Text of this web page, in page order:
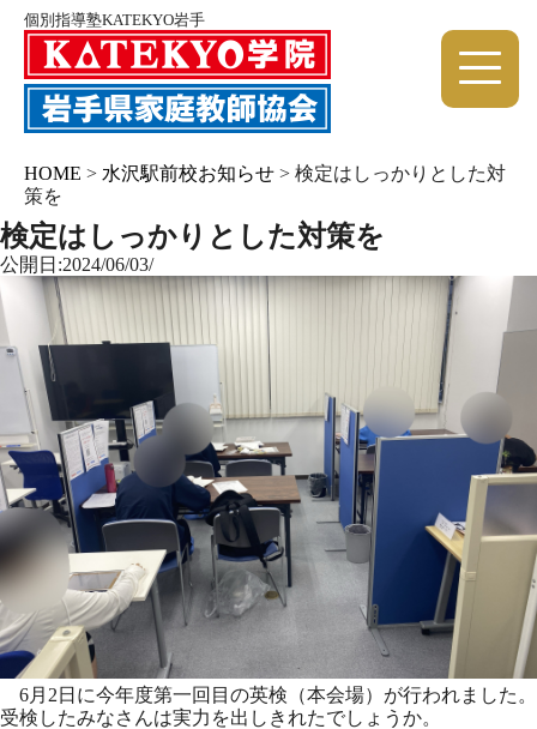
個別指導塾KATEKYO岩手
HOME > 水沢駅前校お知らせ > 検定はしっかりとした対
策を
検定はしっかりとした対策を
公開日:2024/06/03/
6月2日に今年度第一回目の英検（本会場）が行われました。
受検 したみなさんは実力を出しきれたでしょうか。